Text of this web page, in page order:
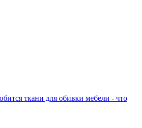
ткани для обивки мебели - что